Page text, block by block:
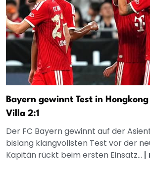
Bayern gewinnt Test in
Villa 2:1
Der FC Bayern gewinnt auf der
bislang klangvollsten Test vor der
Kapitän rückt beim ersten Einsatz... |